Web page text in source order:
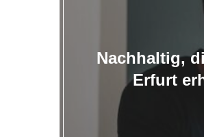
Nachhaltig,
Erfurt